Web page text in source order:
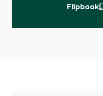
Flipbook